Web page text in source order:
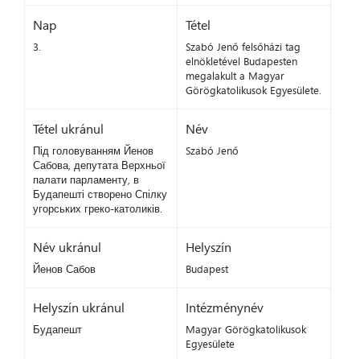
Nap
3.
Tétel
Szabó Jenő felsőházi tag
elnökletével Budapesten
megalakult a Magyar
Görögkatolikusok Egyesülete.
Tétel ukránul
Під головуванням Йенов
Сабова, депутата Верхньої
палати парламенту, в
Будапешті створено Спілку
угорських греко-католиків.
Név
Szabó Jenő
Név ukránul
Йенов Сабов
Helyszín
Budapest
Helyszín ukránul
Будапешт
Intézménynév
Magyar Görögkatolikusok
Egyesülete